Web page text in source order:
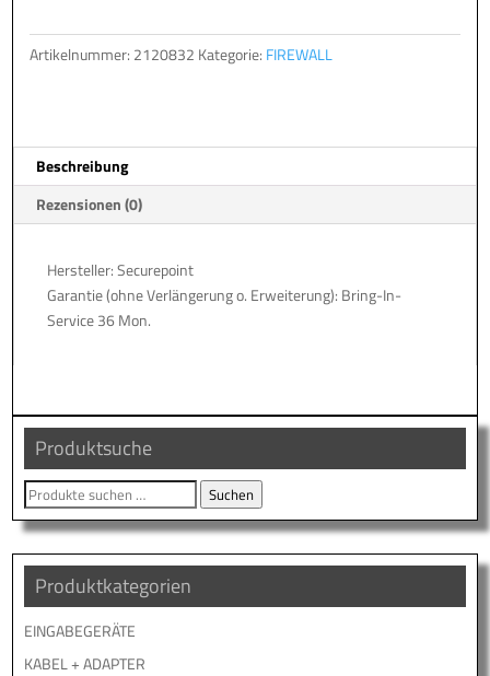
Premium
(Black
G5,
RC100
G3/G5,
RC200
Menge
i
:
Artikelnummer: 2120832 Kategorie: FIREWALL
Beschreibung
Rezensionen (0)
Hersteller: Securepoint
Garantie (ohne Verlängerung o. Erweiterung): Bring-In-
Service 36 Mon.
Produktsuche
Suche
nach:
Suchen
Produktkategorien
EINGABEGERÄTE
KABEL + ADAPTER